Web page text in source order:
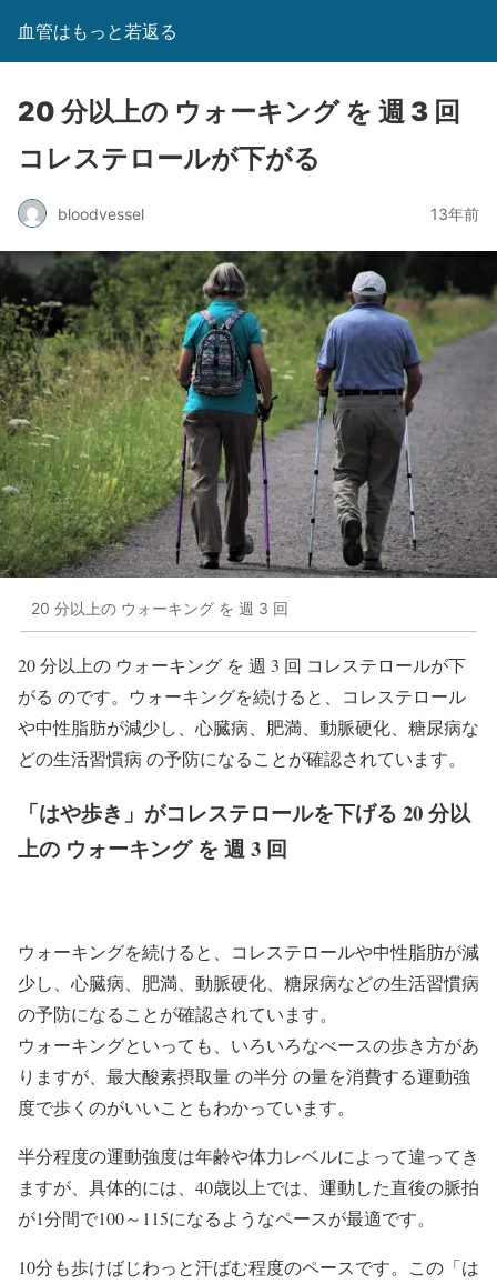
血管はもっと若返る
20 分以上の ウォーキング を 週 3 回
コレステロールが下がる
bloodvessel 13年前
20 分以上の ウォーキング を 週 3 回
20 分以上の ウォーキング を 週 3 回 コレステロールが下
がる のです。ウォーキングを続けると、コレステロール
や中性脂肪が減少し、心臓病、肥満、動脈硬化、糖尿病な
どの生活習慣病 の予防になることが確認されています。
「はや歩き」がコレステロールを下げる 20 分以
上の ウォーキング を 週 3 回
ウォーキングを続けると、コレステロールや中性脂肪が減
少し、心臓病、肥満、動脈硬化、糖尿病などの生活習慣病
の予防になることが確認されています。
ウォーキングといっても、いろいろなべースの歩き方があ
りますが、最大酸素摂取量 の半分 の量を消費する運動強
度で歩くのがいいこともわかっています。
半分程度の運動強度は年齢や体力レベルによって違ってき
ますが、具体的には、40歳以上では、運動した直後の脈拍
が1分間で100～115になるようなペースが最適です。
10分も歩けばじわっと汗ばむ程度のペースです。この「は